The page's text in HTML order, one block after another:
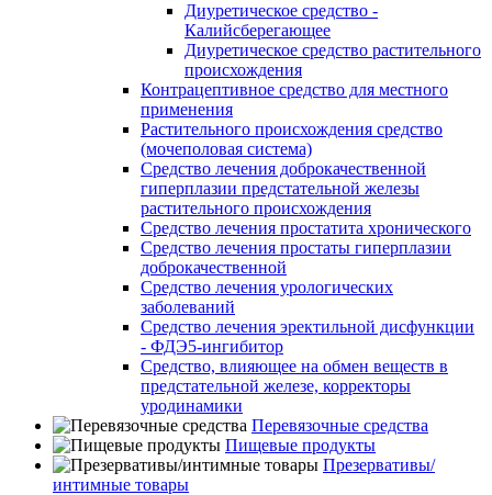
Диуретическое средство -
Калийсберегающее
Диуретическое средство растительного
происхождения
Контрацептивное средство для местного
применения
Растительного происхождения средство
(мочеполовая система)
Средство лечения доброкачественной
гиперплазии предстательной железы
растительного происхождения
Средство лечения простатита хронического
Средство лечения простаты гиперплазии
доброкачественной
Средство лечения урологических
заболеваний
Средство лечения эректильной дисфункции
- ФДЭ5-ингибитор
Средство, влияющее на обмен веществ в
предстательной железе, корректоры
уродинамики
Перевязочные средства
Пищевые продукты
Презервативы/
интимные товары